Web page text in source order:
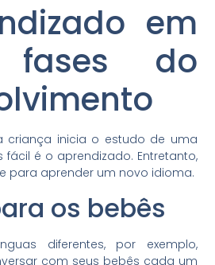
em
fases do
criança inicia o estudo de uma
é o aprendizado. Entretanto,
para aprender um novo idioma.
os bebês
diferentes, por exemplo,
com seus bebês cada um